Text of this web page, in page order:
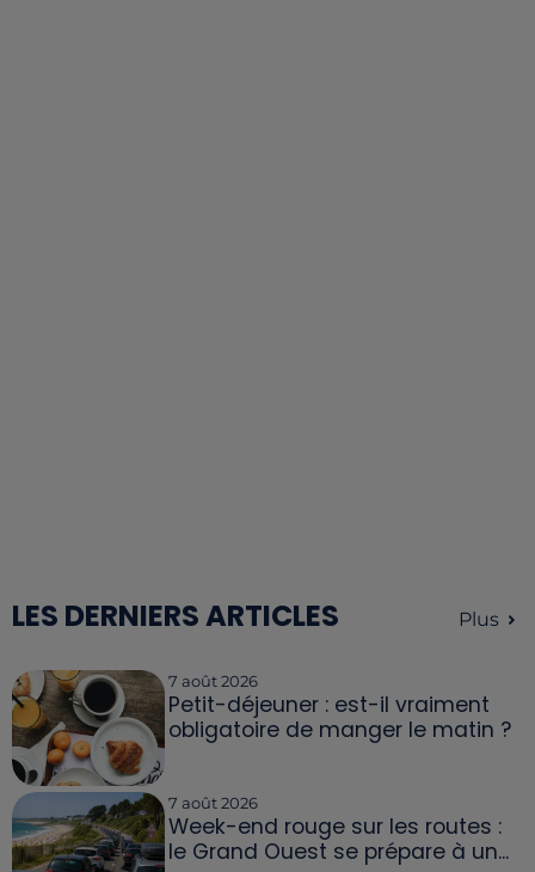
LES DERNIERS ARTICLES Plus
7 août 2026
Petit-déjeuner : est-il vraiment
obligatoire de manger le matin ?
7 août 2026
Week-end rouge sur les routes :
le Grand Ouest se prépare à un...